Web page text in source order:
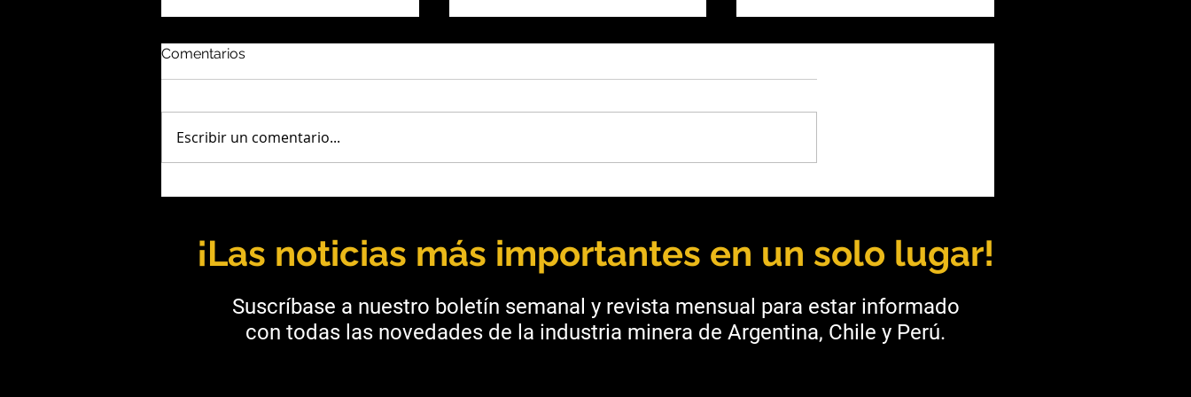
IFC: Estándar que redefine la
Latinoamérica
Argentina y Chile: Cómo
Octave Live OnTour Río
inteligencia aplicada
Comentarios
Escribir un comentario...
¡Las noticias más importantes en un solo lugar!
Suscríbase a nuestro boletín semanal y revista mensual para estar informado
con todas las novedades de la industria minera de Argentina, Chile y Perú.